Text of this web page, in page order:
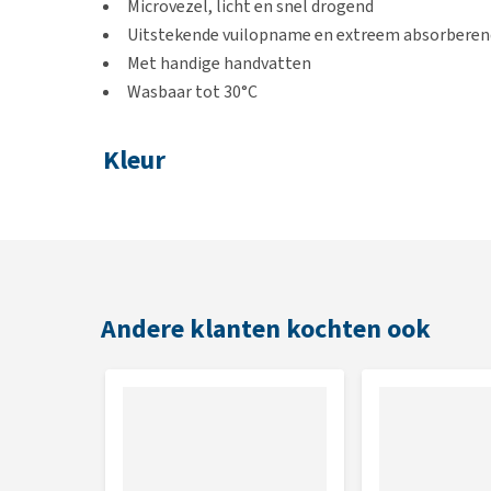
Microvezel, licht en snel drogend
Uitstekende vuilopname en extreem
Met handige handvatten
Wasbaar tot 30°C
Kleur
Donkerblauw: 64 x 23 cm
Andere klanten kochten ook